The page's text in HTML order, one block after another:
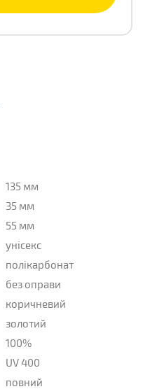
135 мм
35 мм
55 мм
унісекс
полікарбонат
без оправи
коричневий
золотий
100%
UV 400
повний